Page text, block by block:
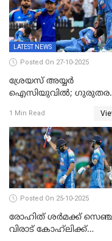
ഇന്ത്യയ്‌ക്കെതിരെ
ലക്ഷ്യം 126 റണ്‍സ്
LATEST NEWS
Posted On 27-10-2025
ശ്രേയസ് അയ്യര്‍
ഐസിയുവില്‍; ഗുരുതര
1 Min Read
Posted On 25-10-2025
രോഹിത് ശർമക്ക്
വിരാട് കോഹ്‍ലിക്ക്